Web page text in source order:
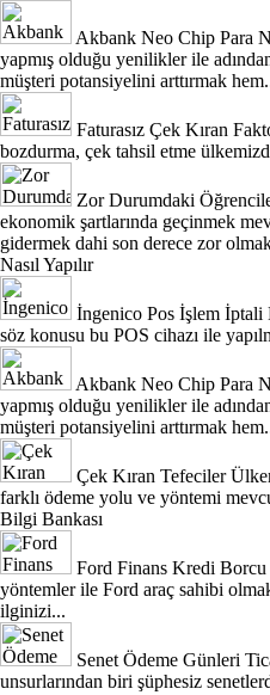
Akbank Neo Chip Para
yapmış olduğu yenilikler ile
müşteri potansiyelini arttırmak
Faturasız Çek Kıran
bozdurma, çek tahsil etme
Zor Durumdaki
ekonomik şartlarında geçinmek
gidermek dahi son derece zor
Nasıl Yapılır
İngenico Pos İşlem İptali
söz konusu bu POS cihazı ile
Akbank Neo Chip Para
yapmış olduğu yenilikler ile
müşteri potansiyelini arttırmak
Çek Kıran Tefeciler
farklı ödeme yolu ve yöntemi
Bilgi Bankası
Ford Finans Kredi Borcu
yöntemler ile Ford araç sahibi
ilginizi...
Senet Ödeme Günleri
unsurlarından biri şüphesiz